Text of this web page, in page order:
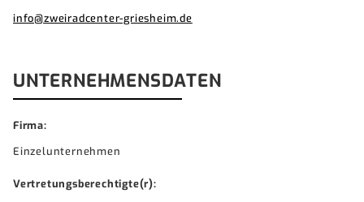
info@zweiradcenter-griesheim.de
UNTERNEHMENSDATEN
Firma:
Einzelunternehmen
Vertretungsberechtigte(r):